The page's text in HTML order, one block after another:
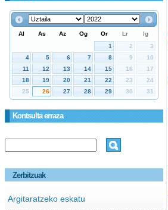
Kontsulta erraza
Zerbitzuak
Argitaratzeko eskatu